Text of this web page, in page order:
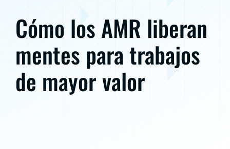
Cómo los AMR liberan
mentes para trabajos
de mayor valor